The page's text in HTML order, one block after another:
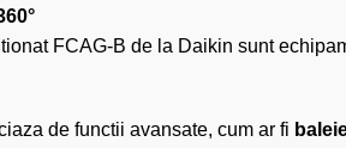
FCAG-B de la Daikin sunt
de functii avansate, cum ar fi